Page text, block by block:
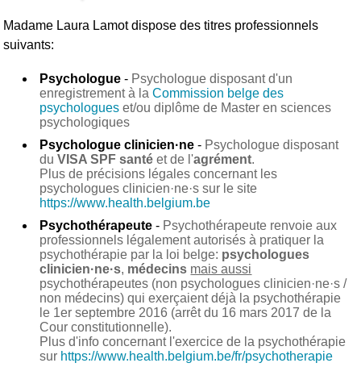
Madame Laura Lamotdispose des titres professionnels
suivants:
Psychologue - Psychologue disposant d'un
enregistrement à laCommission belge des
psychologues et/ou diplôme de Master en sciences
psychologiques
Psychologue clinicien·ne - Psychologue disposant
duVISA SPF santé et de l'agrément.
Plus de précisions légales concernant les
psychologues clinicien·ne·s sur le site
https://www.health.belgium.be
Psychothérapeute - Psychothérapeute renvoie aux
professionnels légalement autorisés à pratiquer la
psychothérapie par la loi belge: psychologues
clinicien·ne·s, médecins mais aussi
psychothérapeutes (non psychologues clinicien·ne·s /
non médecins) qui exerçaient déjà la psychothérapie
le 1er septembre 2016 (arrêt du 16 mars 2017 de la
Cour constitutionnelle).
Plus d'info concernant l'exercice de la psychothérapie
sur https://www.health.belgium.be/fr/psychotherapie